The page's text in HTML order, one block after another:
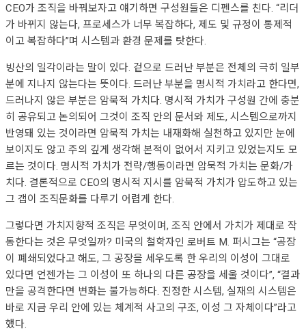
CEO가 조직을 바꿔보자고 얘기하면 구성원들은 디펜스를 친다. “리더
가 바뀌지 않는다, 프로세스가 너무 복잡하다, 제도 및 규정이 통제적
이고 복잡하다”며 시스템과 환경 문제를 탓한다.
빙산의 일각이라는 말이 있다. 겉으로 드러난 부분은 전체의 극히 일부
분에 지나지 않는다는 뜻이다. 드러난 부분을 명시적 가치라고 한다면,
드러나지 않은 부분은 암묵적 가치다. 명시적 가치가 구성원 간에 충분
히 공유되고 논의되어 그것이 조직 안의 문서와 제도, 시스템으로까지
반영돼 있는 것이라면 암묵적 가치는 내재화해 실천하고 있지만 눈에
보이지도 않고 주의 깊게 생각해 본적이 없어서 지키고 있었는지도 모
르는 것이다. 명시적 가치가 전략/행동이라면 암묵적 가치는 문화/가
치다. 결론적으로 CEO의 명시적 지시를 암묵적 가치가 압도하고 있는
그 갭이 조직문화를 다루기 어렵게 한다.
그렇다면 가치지향적 조직은 무엇이며, 조직 안에서 가치가 제대로 작
동한다는 것은 무엇일까? 미국의 철학자인 로버트 M. 퍼시그는 “공장
이 폐쇄되었다고 해도, 그 공장을 세우도록 한 우리의 이성이 그대로
있다면 언젠가는 그 이성이 또 하나의 다른 공장을 세울 것이다”, “결과
만을 공격한다면 변화는 불가능하다. 진정한 시스템, 실재의 시스템은
바로 지금 우리 안에 있는 체계적 사고의 구조, 이성 그 자체이다”라고
했다.